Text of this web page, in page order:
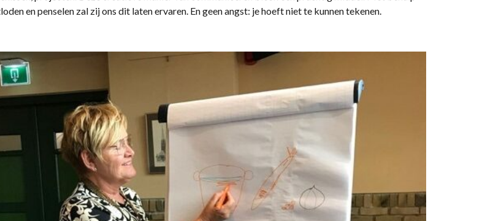
en penselen zal zij ons dit laten ervaren. En geen angst: je hoeft niet te kunnen tekenen.